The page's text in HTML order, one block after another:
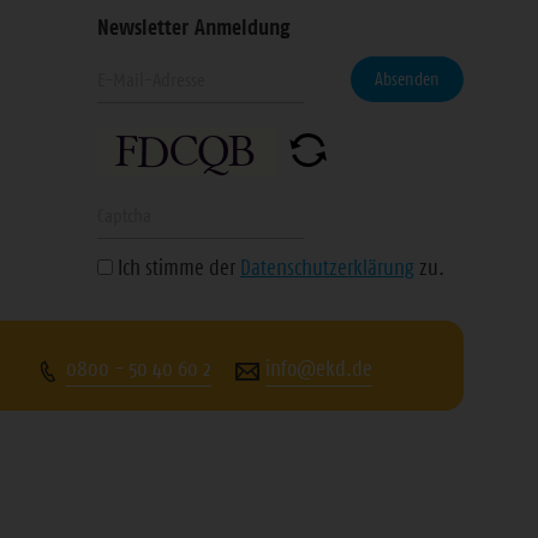
Newsletter Anmeldung
Absenden
Geben
Sie
ein
die
ein
Ich stimme der Datenschutzerklärung zu.
0800 - 50 40 60 2 info@ekd.de